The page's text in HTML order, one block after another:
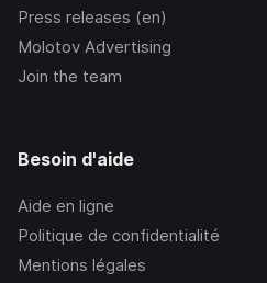
Press releases (en)
Molotov Advertising
Join the team
Besoin d'aide
Aide en ligne
Politique de confidentialité
Mentions légales